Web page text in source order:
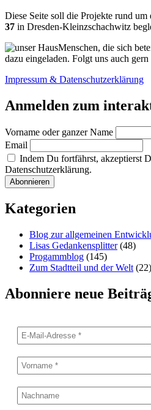
Diese Seite soll die Projekte rund um
37 in Dresden-Kleinzschachwitz
Menschen, die sich
dazu eingeladen. Folgt uns auch
Impressum & Datenschutzerklärung
Anmelden zum
Vorname oder ganzer Name
Email
Indem Du fortfährst, akzeptierst
Datenschutzerklärung.
Kategorien
Blog zur allgemeinen
Lisas Gedankensplitter(48)
Progammblog (145)
Zum Stadtteil und der Welt (22)
Abonniere neue